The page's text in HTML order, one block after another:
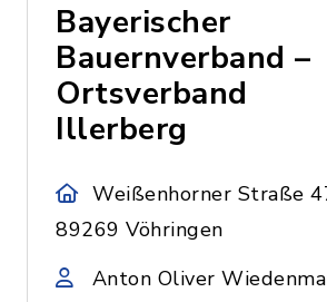
Bayerischer
Bauernverband –
Ortsverband
Illerberg
Weißenhorner Straße
89269 Vöhringen
Anton Oliver